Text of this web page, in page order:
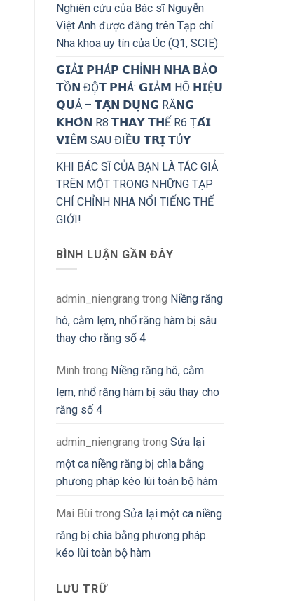
Nghiên cứu của Bác sĩ Nguyễn
Việt Anh được đăng trên Tạp chí
Nha khoa uy tín của Úc (Q1, SCIE)
𝗚𝗜Ả𝗜 𝗣𝗛Á𝗣 𝗖𝗛Ỉ𝗡𝗛 𝗡𝗛𝗔 𝗕Ả𝗢
𝗧Ồ𝗡 ĐỘ̣𝗧 𝗣𝗛Á: 𝗚𝗜Ả𝗠 HÔ 𝗛𝗜Ệ𝗨
𝗤𝗨Ả – 𝗧𝗔̣̂𝗡 𝗗𝗨̣𝗡𝗚 RĂ𝗡𝗚
𝗞𝗛𝗢̂𝗡 R8 𝗧𝗛𝗔𝗬 𝗧𝗛Ế R6 Ṭ𝗔́𝗜
𝗩𝗜Ê𝗠 SAU ĐIỀ𝗨 𝗧𝗥𝗜̣ 𝗧Ủ𝗬
KHI BÁC SĨ CỦA BẠN LÀ TÁC GIẢ
TRÊN MỘT TRONG NHỮNG TẠP
CHÍ CHỈNH NHA NỔI TIẾNG THẾ
GIỚI!
BÌNH LUẬN GẦN ĐÂY
admin_niengrang trong Niềng răng
hô, cằm lẹm, nhổ răng hàm bị sâu
thay cho răng số 4
Minh trong Niềng răng hô, cằm
lẹm, nhổ răng hàm bị sâu thay cho
răng số 4
admin_niengrang trong Sửa lại
một ca niềng răng bị chìa bằng
phương pháp kéo lùi toàn bộ hàm
Mai Bùi trong Sửa lại một ca niềng
răng bị chìa bằng phương pháp
kéo lùi toàn bộ hàm
LƯU TRỮ